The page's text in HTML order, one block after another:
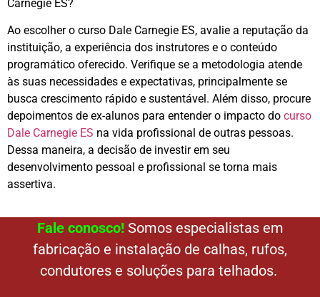
Carnegie ES?
Ao escolher o curso Dale Carnegie ES, avalie a reputação da
instituição, a experiência dos instrutores e o conteúdo
programático oferecido. Verifique se a metodologia atende
às suas necessidades e expectativas, principalmente se
busca crescimento rápido e sustentável. Além disso, procure
depoimentos de ex-alunos para entender o impacto do curso
Dale Carnegie ES na vida profissional de outras pessoas.
Dessa maneira, a decisão de investir em seu
desenvolvimento pessoal e profissional se torna mais
assertiva.
Fale conosco! Somos especialistas em
fabricação e instalação de calhas, rufos,
condutores e soluções para telhados.